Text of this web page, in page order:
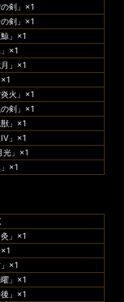
剣」×1
剣」×1
」×1
×1
」×1
火」×1
剣」×1
」×1
」×1
光」×1
×1
」×1
×1
」×1
」×1